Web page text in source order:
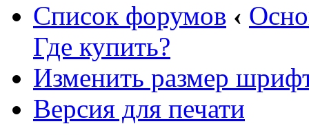
Список форумов ‹
Где купить?
Изменить размер
Версия для печати